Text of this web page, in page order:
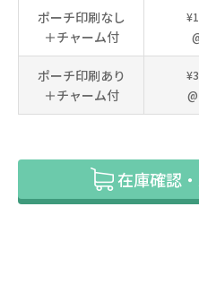
ポーチ印刷なし
＋チャーム付
ポーチ印刷あり
＋チャーム付
在庫確認